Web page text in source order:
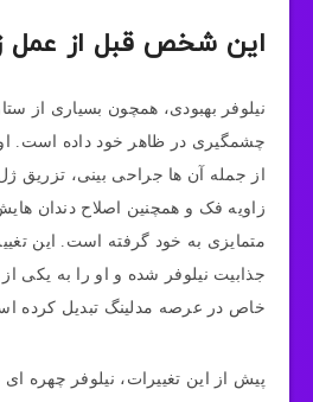
این شخص قبل از عمل
نیلوفر بهبودی، همچون بسیاری از
چشمگیری در ظاهر خود داده است. او
از جمله آن ها جراحی بینی، تزریق
زاویه فک و همچنین اصلاح دندان‌
متمایزی به خود گرفته است. این
جذابیت نیلوفر شده و او را به یکی
خاص در عرصه مدلینگ تبدیل کرده
پیش از این تغییرات، نیلوفر چهره‌ ای